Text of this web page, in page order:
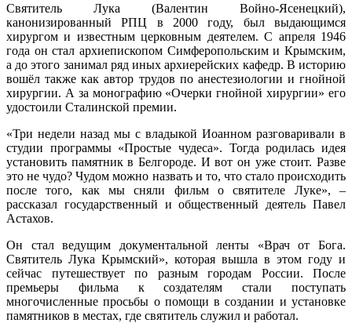
Святитель Лука (Валентин Войно-Ясенецкий),
канонизированный РПЦ в 2000 году, был выдающимся
хирургом и известным церковным деятелем. С апреля 1946
года он стал архиепископом Симферопольским и Крымским,
а до этого занимал ряд иных архиерейских кафедр. В историю
вошёл также как автор трудов по анестезиологии и гнойной
хирургии. А за монографию «Очерки гнойной хирургии» его
удостоили Сталинской премии.
«Три недели назад мы с владыкой Иоанном разговаривали в
студии программы «Простые чудеса». Тогда родилась идея
установить памятник в Белгороде. И вот он уже стоит. Разве
это не чудо? Чудом можно назвать и то, что стало происходить
после того, как мы сняли фильм о святителе Луке», –
рассказал государственный и общественный деятель Павел
Астахов.
Он стал ведущим документальной ленты «Врач от Бога.
Святитель Лука Крымский», которая вышла в этом году и
сейчас путешествует по разным городам России. После
премьеры фильма к создателям стали поступать
многочисленные просьбы о помощи в создании и установке
памятников в местах, где святитель служил и работал.